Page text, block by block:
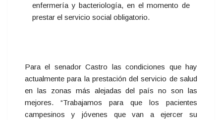
enfermería y bacteriología, en el momento de
prestar el servicio social obligatorio.
Para el senador Castro las condiciones que hay
actualmente para la prestación del servicio de salud
en las zonas más alejadas del país no son las
mejores. “Trabajamos para que los pacientes
campesinos y jóvenes que van a ejercer su